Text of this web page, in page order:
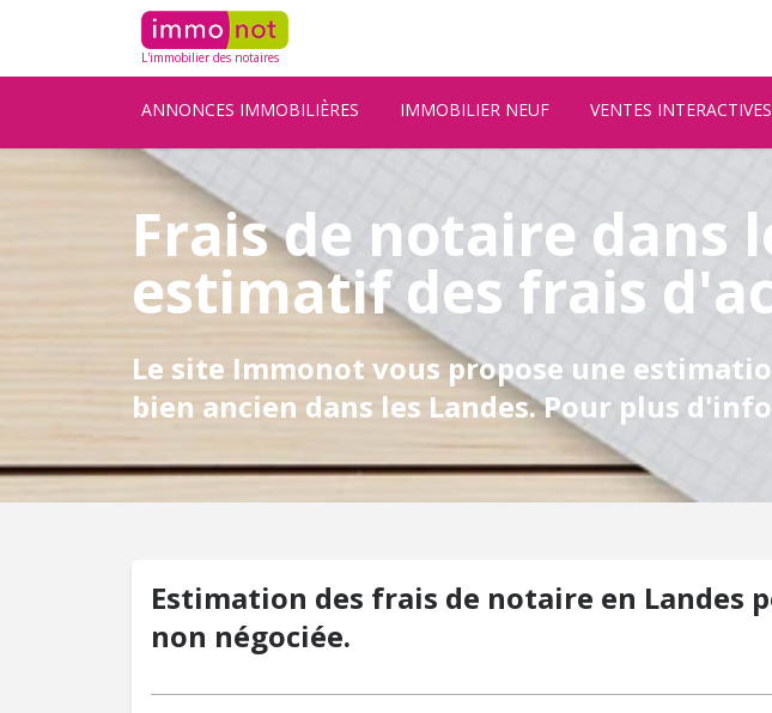
L'immobilier des notaires
ANNONCES IMMOBILIÈRES IMMOBILIER NEUF VENTES INTERACTIVES
Frais de notaire dans
estimatif des frais
Le site Immonot vous propose une
bien ancien dans les Landes. Pour plus
Estimation des frais de notaire en Landes
non négociée.